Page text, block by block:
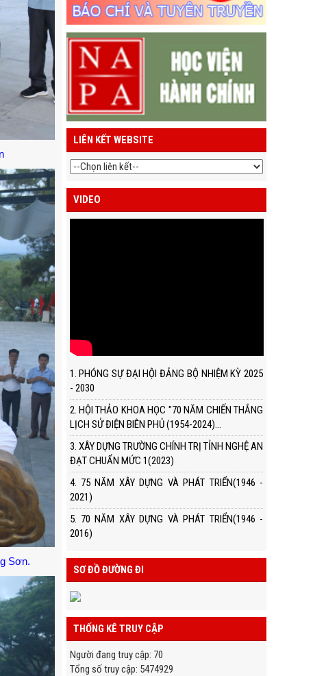
Sơn.
LIÊN KẾT WEBSITE
VIDEO
1. PHÓNG SỰ ĐẠI HỘI ĐẢNG BỘ NHIỆM KỲ 2025
- 2030
2. HỘI THẢO KHOA HỌC "70 NĂM CHIẾN THẮNG
LỊCH SỬ ĐIỆN BIÊN PHỦ (1954-2024)...
3. XÂY DỰNG TRƯỜNG CHÍNH TRỊ TỈNH NGHỆ AN
ĐẠT CHUẨN MỨC 1(2023)
4. 75 NĂM XÂY DỰNG VÀ PHÁT TRIỂN(1946 -
2021)
5. 70 NĂM XÂY DỰNG VÀ PHÁT TRIỂN(1946 -
2016)
SƠ ĐỒ ĐƯỜNG ĐI
THỐNG KÊ TRUY CẬP
Người đang truy cập: 70
Tổng số truy cập: 5474929